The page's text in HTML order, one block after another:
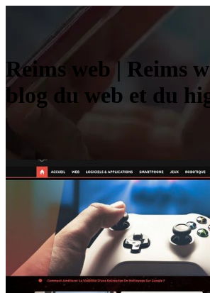
Reims web | Reims
blog du web et du